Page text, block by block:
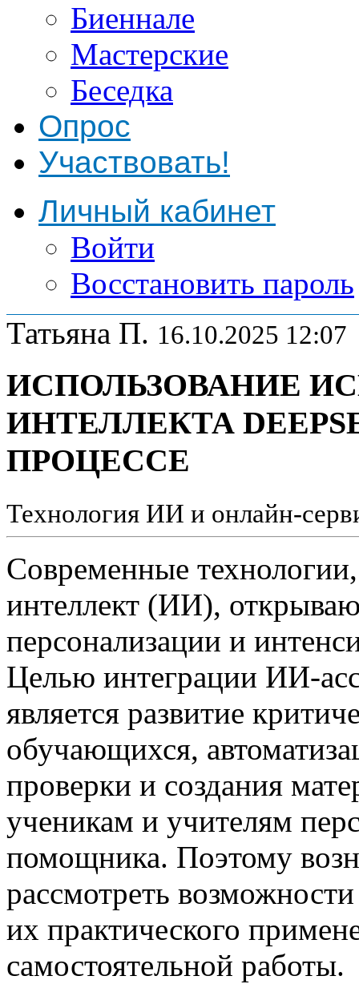
Биеннале
Мастерские
Беседка
Опрос
Участвовать!
Личный кабинет
Войти
Восстановить пароль
Татьяна П. 16.10.2025 12:07
ИСПОЛЬЗОВАНИЕ
ИНТЕЛЛЕКТА
ПРОЦЕССЕ
Технология ИИ и онлайн-
Современные
интеллект (ИИ),
персонализации и
Целью интеграции ИИ-
является развитие
обучающихся,
проверки и создания
ученикам и учителям
помощника. Поэтому
рассмотреть
их практического
самостоятельной работы.